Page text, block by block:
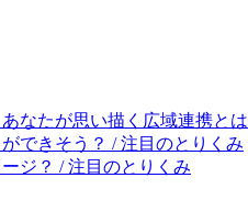
なたが思い描く広域連携とは
できそう？ / 注目のとりくみ
ジ？ / 注目のとりくみ